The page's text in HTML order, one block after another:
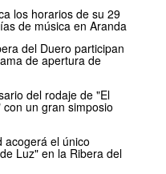
los horarios de su 29
de música en Aranda
del Duero participan
de apertura de
del rodaje de "El
un gran simposio
acogerá el único
Luz" en la Ribera del